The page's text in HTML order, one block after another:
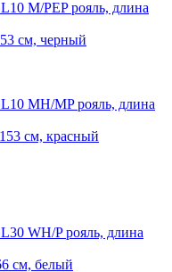
см, черный
см, красный
см, белый